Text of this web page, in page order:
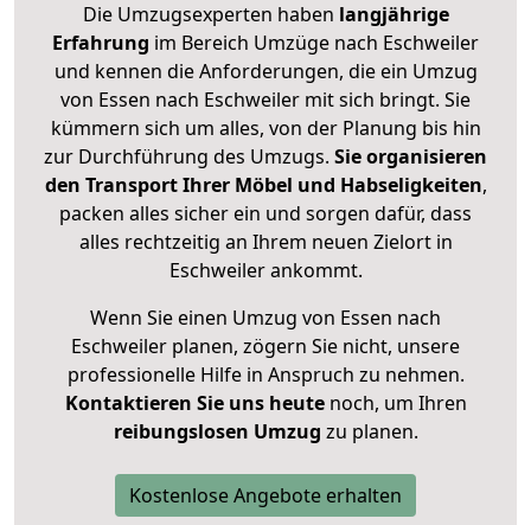
Die Umzugsexperten haben langjährige
Erfahrung im Bereich Umzüge nach Eschweiler
und kennen die Anforderungen, die ein Umzug
von Essen nach Eschweiler mit sich bringt. Sie
kümmern sich um alles, von der Planung bis hin
zur Durchführung des Umzugs. Sie organisieren
den Transport Ihrer Möbel und Habseligkeiten,
packen alles sicher ein und sorgen dafür, dass
alles rechtzeitig an Ihrem neuen Zielort in
Eschweiler ankommt.
Wenn Sie einen Umzug von Essen nach
Eschweiler planen, zögern Sie nicht, unsere
professionelle Hilfe in Anspruch zu nehmen.
Kontaktieren Sie uns heutenoch, um Ihren
reibungslosen Umzug zu planen.
Kostenlose Angebote erhalten